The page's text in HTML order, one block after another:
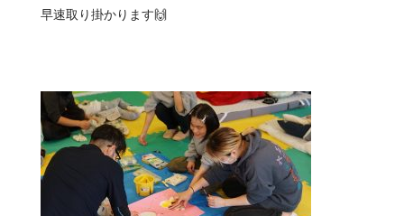
早速取り掛かります🙌